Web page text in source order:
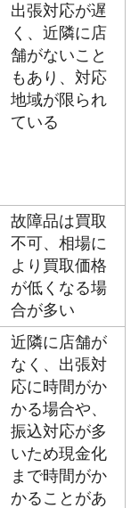
出張対応が遅
く、近隣に店
舗がないこと
もあり、対応
地域が限られ
ている
故障品は買取
不可、相場に
より買取価格
が低くなる場
合が多い
近隣に店舗が
なく、出張対
応に時間がか
かる場合や、
振込対応が多
いため現金化
まで時間がか
かることがあ